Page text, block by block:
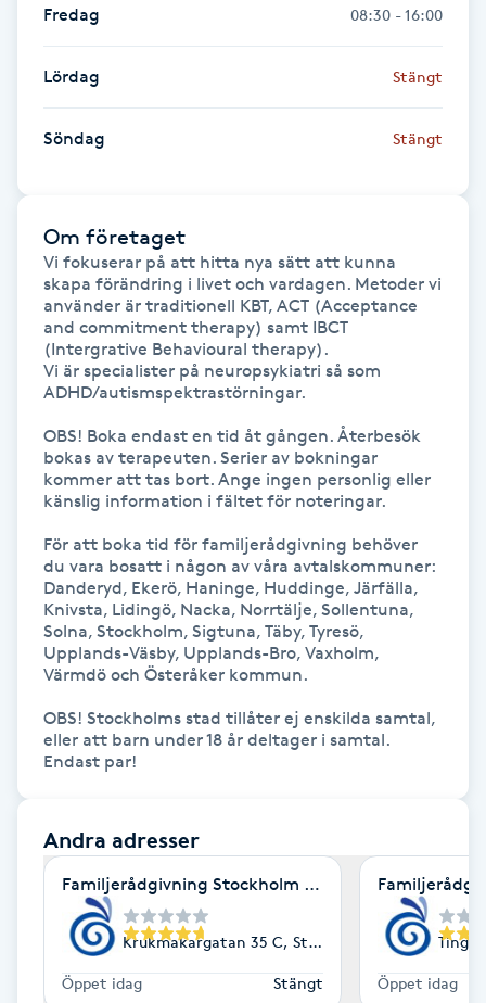
Gellack med förstärkning
Gravidmassage
Gravidyoga
Gruppträning
Gua Sha-massage
Hatha Yoga
Healing
HIFU
Hollywood Peel
Hot Stone Massage
Hot yoga
Hudföryngring
Huduppstramning
Hudvård
Fredag 08:30 - 16:00
Lördag Stängt
Söndag Stängt
Om företaget
Vi fokuserar på att hitta nya sätt att kunna
skapa förändring i livet och vardagen. Metoder vi
använder är traditionell KBT, ACT (Acceptance
and commitment therapy) samt IBCT
(Intergrative Behavioural therapy).
Vi är specialister på neuropsykiatri så som
ADHD/autismspektrastörningar.
OBS! Boka endast en tid åt gången. Återbesök
bokas av terapeuten. Serier av bokningar
kommer att tas bort. Ange ingen personlig eller
känslig information i fältet för noteringar.
För att boka tid för familjerådgivning behöver
du vara bosatt i någon av våra avtalskommuner:
Danderyd, Ekerö, Haninge, Huddinge, Järfälla,
Knivsta, Lidingö, Nacka, Norrtälje, Sollentuna,
Solna, Stockholm, Sigtuna, Täby, Tyresö,
Upplands-Väsby, Upplands-Bro, Vaxholm,
Värmdö och Österåker kommun.
OBS! Stockholms stad tillåter ej enskilda samtal,
eller att barn under 18 år deltager i samtal.
Endast par!
Andra adresser
Familjerådgivning Stockholm Söder Söderstöd
Krukmakargatan 35 C, Stockholm
Öppet idag Stängt Öppet idag